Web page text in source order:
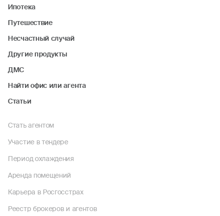
Ипотека
Путешествие
Несчастный случай
Другие продукты
ДМС
Найти офис или агента
Статьи
Стать агентом
Участие в тендере
Период охлаждения
Аренда помещений
Карьера в Росгосстрах
Реестр брокеров и агентов